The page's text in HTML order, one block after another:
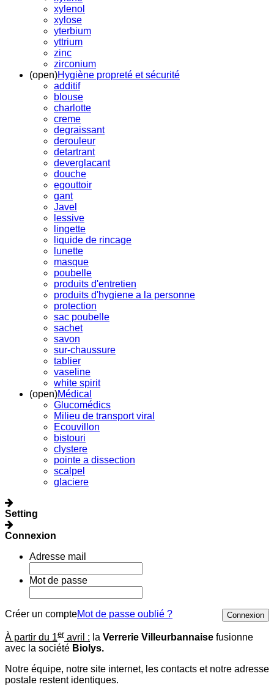
xylenol
xylose
yterbium
yttrium
zinc
zirconium
(open)Hygiène propreté et sécurité
additif
blouse
charlotte
creme
degraissant
derouleur
detartrant
deverglacant
douche
egouttoir
gant
Javel
lessive
lingette
liquide de rincage
lunette
masque
poubelle
produits d'entretien
produits d'hygiene a la personne
protection
sac poubelle
sachet
savon
sur-chaussure
tablier
vaseline
white spirit
(open)Médical
Glucomédics
Milieu de transport viral
Ecouvillon
bistouri
clystere
pointe a dissection
scalpel
glaciere
Setting
Connexion
Adresse mail
Mot de passe
Créer un compte Connexion
Mot de passe oublié ?
À partir du 1er avril : la Verrerie Villeurbannaise fusionne
avec la société Biolys.
Notre équipe, notre site internet, les contacts et notre adresse
postale restent identiques.